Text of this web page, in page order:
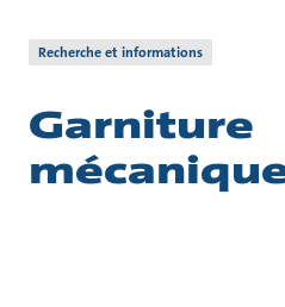
Recherche et informations
Garniture